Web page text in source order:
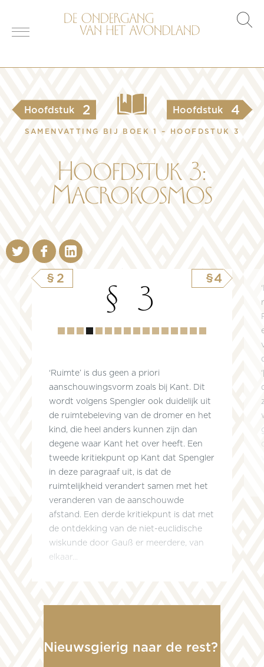
Hoofdstuk 2 Hoofdstuk 4
SAMENVATTING BIJ BOEK 1 – HOOFDSTUK 3
Hoofdstuk 3:
Macrokosmos
§2 §4
§ 3
Hoofdstuk
1 2 3 4 5 6 7 8 9 10 11 12 13 14
‘Ruimte’ is dus geen a priori
aanschouwingsvorm zoals bij Kant. Dit
wordt volgens Spengler ook duidelijk uit
de ruimtebeleving van de dromer en het
kind, die heel anders kunnen zijn dan
degene waar Kant het over heeft. Een
tweede kritiekpunt op Kant dat Spengler
in deze paragraaf uit, is dat de
ruimtelijkheid verandert samen met het
veranderen van de aanschouwde
afstand. Een derde kritiekpunt is dat met
de ontdekking van de niet-euclidische
wiskunde door Gauß er meerdere, van
elkaar...
Nieuwsgierig naar de rest?